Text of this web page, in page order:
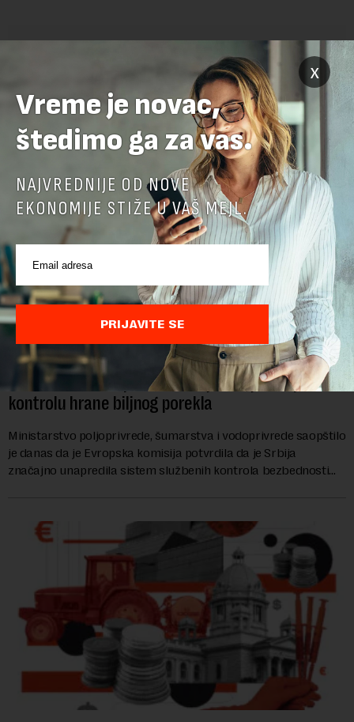
POVEZANI SADRŽAJI
Ministarstvo: EK potvrdila da je Srbija unapredila
kontrolu hrane biljnog porekla
Ministarstvo poljoprivrede, šumarstva i vodoprivrede saopštilo
je danas da je Evropska komisija potvrdila da je Srbija
značajno unapredila sistem službenih kontrola bezbednosti
x
Vreme je novac,
štedimo ga za vas.
NAJVREDNIJE OD NOVE
EKONOMIJE STIŽE U VAŠ MEJL.
PRIJAVITE SE